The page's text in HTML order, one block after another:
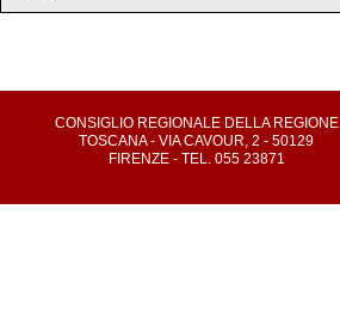
CONSIGLIO REGIONALE DELLA REGIONE
TOSCANA - VIA CAVOUR, 2 - 50129
FIRENZE - TEL. 055 23871